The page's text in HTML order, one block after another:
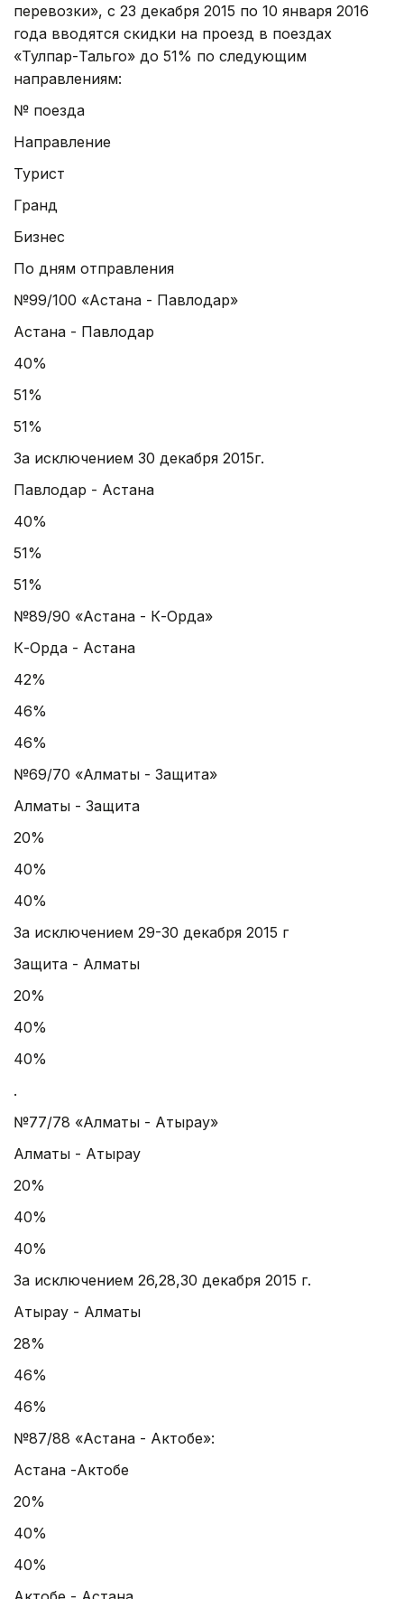
перевозки», с 23 декабря 2015 по 10 января 2016
года вводятся скидки на проезд в поездах
«Тулпар-Тальго» до 51% по следующим
направлениям:
№ поезда
Направление
Турист
Гранд
Бизнес
По дням отправления
№99/100 «Астана - Павлодар»
Астана - Павлодар
40%
51%
51%
За исключением 30 декабря 2015г.
Павлодар - Астана
40%
51%
51%
№89/90 «Астана - К-Орда»
К-Орда - Астана
42%
46%
46%
№69/70 «Алматы - Защита»
Алматы - Защита
20%
40%
40%
За исключением 29-30 декабря 2015 г
Защита - Алматы
20%
40%
40%
.
№77/78 «Алматы - Атырау»
Алматы - Атырау
20%
40%
40%
За исключением 26,28,30 декабря 2015 г.
Атырау - Алматы
28%
46%
46%
№87/88 «Астана - Актобе»:
Астана -Актобе
20%
40%
40%